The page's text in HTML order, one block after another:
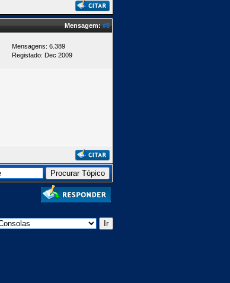
Mensagem:#8
Mensagens: 6.389
Registado: Dec 2009